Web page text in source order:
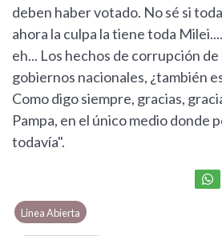
deben haber votado. No sé si
ahora la culpa la tiene toda
eh... Los hechos de corrupción
gobiernos nacionales, ¿también
Como digo siempre, gracias,
Pampa, en el único medio donde
todavía".
Linea Abierta